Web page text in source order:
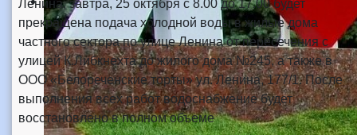
Ленина, завтра, 25 октября с 8.00 до 17.00 будет
прекращена подача холодной воды в жилые дома
частного сектора по улице Ленина от пересечения с
улицей К.Либкнехта до жилого дома №245, а также в
ООО «Белореченские торты» ул. Ленина, 177/1. После
выполнения всех работ водоснабжение будет
восстановлено в полном объеме